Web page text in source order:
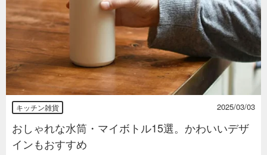
キッチン雑貨 2025/03/03
おしゃれな水筒・マイボトル15選。かわいいデザ
インもおすすめ